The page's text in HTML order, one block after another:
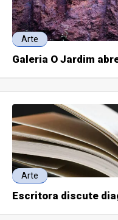
Arte
Galeria O Jardim
Arte
Escritora discute